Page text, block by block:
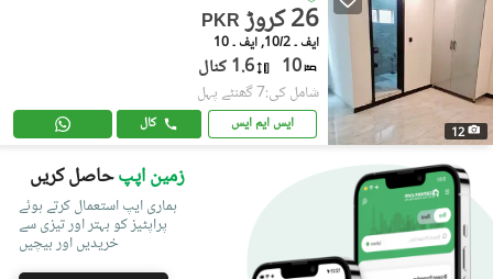
12
PKR 26 کروڑ
ایف ۔ 10/2, ایف ۔ 10
10 1.6 کنال
شامل کی:7 گھنٹے پہل
ایس ایم ایس کال
زمین اپپحاصل کریں
ہماری ایپ استعمال کرتے ہوئے
پراپٹیز کو بہتر اور تیزی سے
خریدیں اور بیچیں